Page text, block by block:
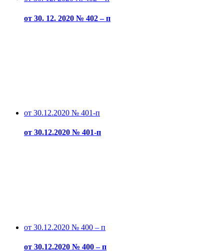
от 30. 12. 2020 № 402 – п
от 30.12.2020 № 401-п
от 30.12.2020 № 401-п
от 30.12.2020 № 400 – п
от 30.12.2020 № 400 – п